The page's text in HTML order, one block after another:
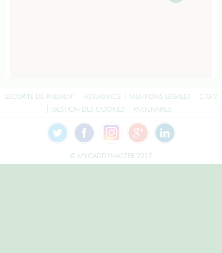
SÉCURITÉ DE PAIEMENT ASSURANCE MENTIONS LÉGALES
C.G.V
GESTION DES COOKIES
PARTENAIRES
© MYCADDYMASTER 2017